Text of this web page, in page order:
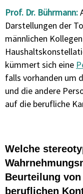
Prof. Dr. Bührmann:
Darstellungen der
männlichen
kümmert sich eine
falls vorhanden um
und die andere
auf die berufliche
Welche
Beurteilung
beruflichen